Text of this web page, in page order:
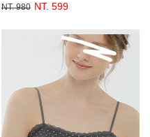
NT. 980 NT. 599